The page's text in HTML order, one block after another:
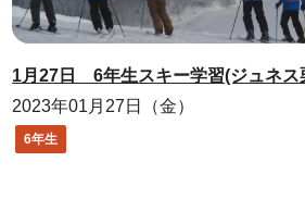
1月27日 6年生スキー学習(ジュネス
2023年01月27日（金）
6年生